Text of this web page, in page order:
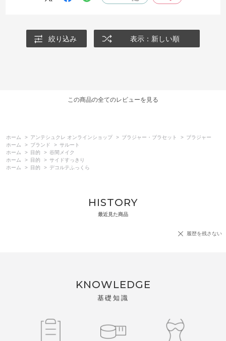
絞り込み 表示：新しい順
この商品の全てのレビューを見る
ホーム > アンテシュクレ オンラインショップ > ブラジャー・ブラセット > ブラジャー
ホーム
> ブランド > サルート
ホーム
> 目的 > 谷間メイク
ホーム
> 目的 > サイドすっきり
ホーム
> 目的 > デコルテふっくら
HISTORY
最近見た商品
履歴を残さない
KNOWLEDGE
基礎知識